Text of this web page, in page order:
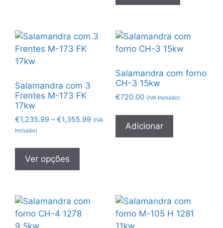
Salamandra com 3
Frentes M-173 FK
17kw
€1,235.99 – €1,355.99 (IVA
Incluído)
Ver opções
Salamandra com forno
CH-3 15kw
€720.00 (IVA Incluído)
Adicionar